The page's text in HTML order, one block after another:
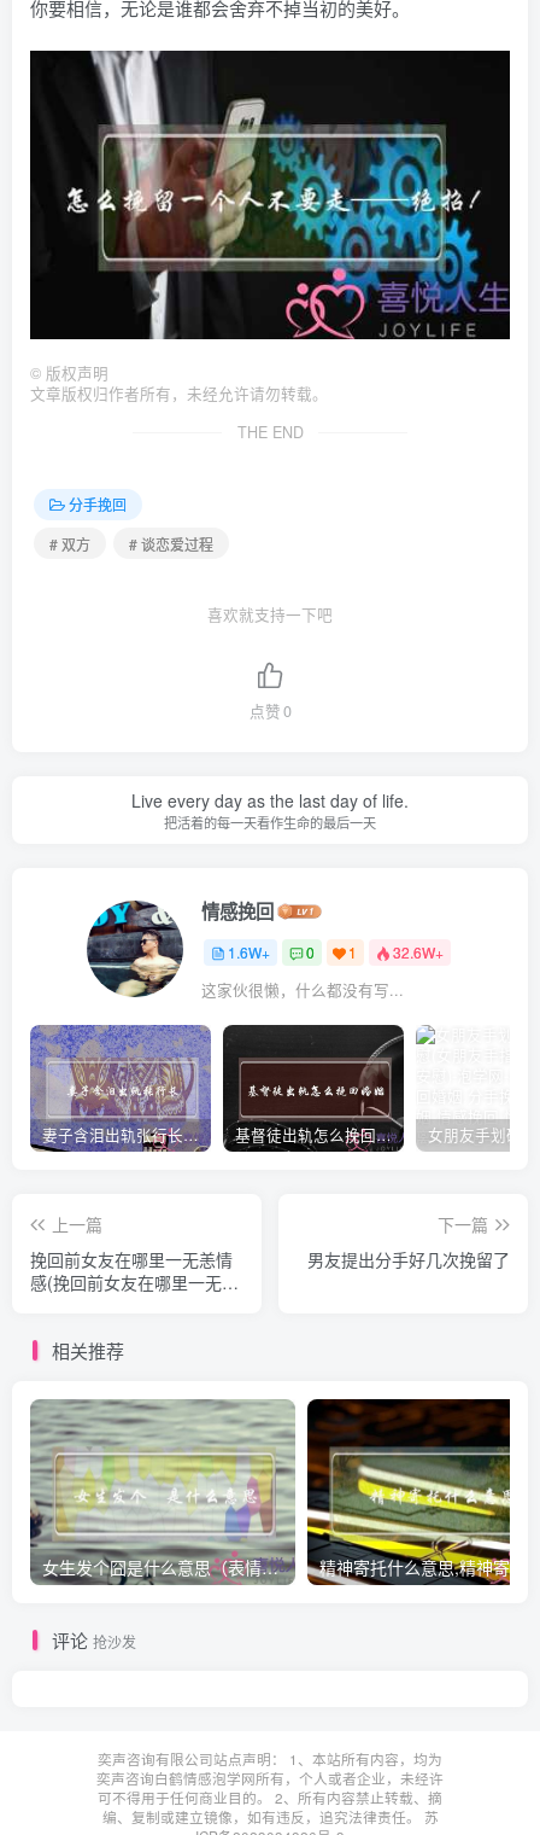
你要相信，无论是谁都会舍弃不掉当初的美好。
© 版权声明
文章版权归作者所有，未经允许请勿转载。
THE END
分手挽回
# 双方
# 谈恋爱过程
喜欢就支持一下吧
点赞0
Live every day as the last day of life.
把活着的每一天看作生命的最后一天
情感挽回
1.6W+ 0 1 32.6W+
这家伙很懒，什么都没有写...
妻子含泪出轨张行长 她说全都是因为家中 基督徒出轨怎么挽回婚姻(基督徒面对出轨婚姻)
上一篇
挽回前女友在哪里一无恙情
感(挽回前女友在哪里一无恙
下一篇
男友提出分手好几次挽留了
相关推荐
女生发个囧是什么意思（表情囧的含义）
评论 抢沙发
奕声咨询有限公司站点声明： 1、本站所有内容，均为
奕声咨询白鹤情感泡学网所有，个人或者企业，未经许
可不得用于任何商业目的。 2、所有内容禁止转载、摘
编、复制或建立镜像，如有违反，追究法律责任。 苏